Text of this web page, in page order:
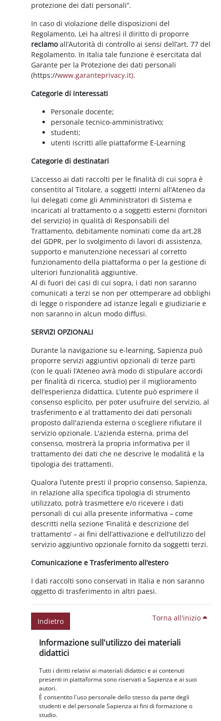
protezione dei dati personali”.
In caso di violazione delle disposizioni del
Regolamento, Lei ha altresì il diritto di proporre
reclamoall’Autorità di controllo ai sensi dell’art. 77 del
Regolamento. In Italia tale funzione è esercitata dal
Garante per la Protezione dei dati personali
(https://www.garanteprivacy.it).
Categorie di interessati
Personale docente;
personale tecnico-amministrativo;
studenti;
utenti iscritti alle piattaforme E-Learning
Categorie di destinatari
L’accesso ai dati raccolti per le finalità di cui sopra è
consentito al Titolare, a soggetti interni all’Ateneo da
lui delegati come gli Amministratori di Sistema e
incaricati al trattamento o a soggetti esterni (fornitori
del servizio) in qualità di Responsabili del
Trattamento, debitamente nominati come da art.28
del GDPR, per lo svolgimento di lavori di assistenza,
supporto e manutenzione necessari al corretto
funzionamento della piattaforma o per la gestione di
ulteriori funzionalità aggiuntive.
Al di fuori dei casi di cui sopra, i dati non saranno
comunicati a terzi se non per ottemperare ad obblighi
di legge o rispondere ad istanze legali e giudiziarie e
non saranno in alcun modo diffusi.
SERVIZI OPZIONALI
Durante la navigazione su e-learning, Sapienza può
proporre servizi aggiuntivi opzionali di terze parti
(con le quali l’Ateneo avrà modo di stipulare accordi
per finalità di ricerca, studio) per il miglioramento
dell’esperienza didattica. L’utente può esprimere il
consenso esplicito, per poter usufruire del servizio, al
trasferimento e al trattamento dei dati personali
proposto dall'azienda esterna o scegliere rifiutare il
servizio opzionale. L'azienda esterna, prima del
consenso, mostrerà la propria informativa per il
trattamento dei dati che ne descrive le modalità e la
tipologia dei trattamenti.
Qualora l’utente presti il proprio consenso, Sapienza,
in relazione alla specifica tipologia di strumento
utilizzato, potrà trasmettere e/o ricevere i dati
personali di cui alla presente informativa – come
descritti nella sezione ‘Finalità e descrizione del
trattamento’ – ai fini dell’attivazione e dell’utilizzo del
servizio aggiuntivo opzionale fornito da soggetti terzi.
Comunicazione e Trasferimento all’estero
I dati raccolti sono conservati in Italia e non saranno
oggetto di trasferimento in altri paesi.
Indietro Torna all'inizio
Blocchi
Informazione sull'utilizzo dei materiali
didattici
Tutti i diritti relativi ai materiali didattici e ai contenuti
presenti in piattaforma sono riservati a Sapienza e ai suoi
autori.
È consentito l'uso personale dello stesso da parte degli
studenti e del personale Sapienza ai fini di formazione o
studio.